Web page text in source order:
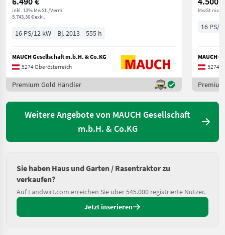
inkl. 13% MwSt./Verm.
5.743,36 € exkl.
16 PS/12 kW Bj. 2013 555 h
MAUCH Gesellschaft m.b.H. & Co.KG
5274 Oberösterreich
Premium Gold Händler
MwSt
16 PS/
MAUCH
5274
Weitere Angebote von MAUCH Gesellschaft
m.b.H. & Co.KG
Sie haben Haus und Garten / Rasentraktor zu
verkaufen?
Auf Landwirt.com erreichen Sie über 545.000 registrierte Nutzer.
Jetzt inserieren